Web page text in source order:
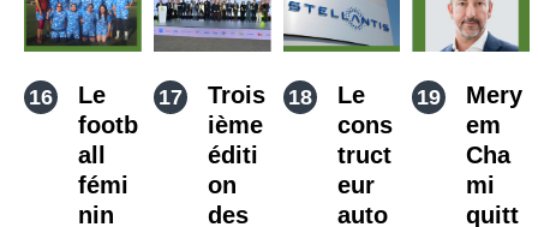
Le
footb
all
fémi
nin
Trois
ième
éditi
on
des
Le
cons
truct
eur
auto
Mery
em
Cha
mi
quitt